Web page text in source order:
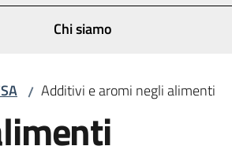
Chi siamo
/ Additivi e aromi negli alimenti